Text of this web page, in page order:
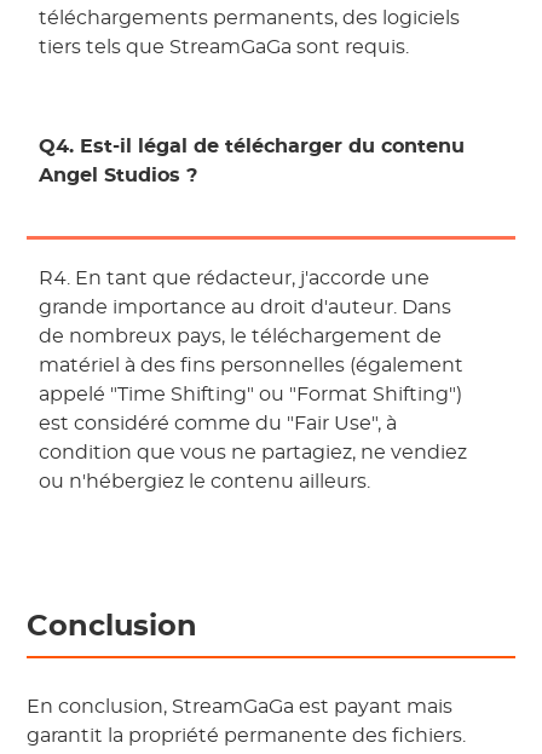
téléchargements permanents, des logiciels
tiers tels que StreamGaGa sont requis.
Q4. Est-il légal de télécharger du contenu
Angel Studios ?
R4. En tant que rédacteur, j'accorde une
grande importance au droit d'auteur. Dans
de nombreux pays, le téléchargement de
matériel à des fins personnelles (également
appelé "Time Shifting" ou "Format Shifting")
est considéré comme du "Fair Use", à
condition que vous ne partagiez, ne vendiez
ou n'hébergiez le contenu ailleurs.
Conclusion
En conclusion, StreamGaGa est payant mais
garantit la propriété permanente des fichiers.